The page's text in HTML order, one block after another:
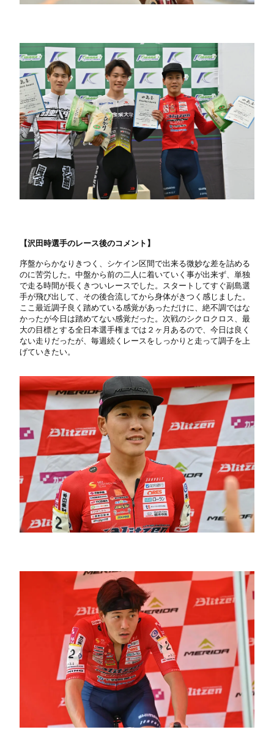
【沢田時選手のレース後のコメント】
序盤からかなりきつく、シケイン区間で出来る微妙な差を詰める
のに苦労した。中盤から前の二人に着いていく事が出来ず、単独
で走る時間が長くきついレースでした。スタートしてすぐ副島選
手が飛び出して、その後合流してから身体がきつく感じました。
ここ最近調子良く踏めている感覚があっただけに、絶不調ではな
かったが今日は踏めてない感覚だった。次戦のシクロクロス、最
大の目標とする全日本選手権までは２ヶ月あるので、今日は良く
ない走りだったが、毎週続くレースをしっかりと走って調子を上
げていきたい。